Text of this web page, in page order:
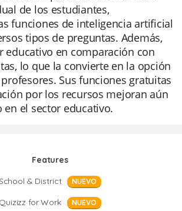
de los estudiantes,
funciones de inteligencia artificial
tipos de preguntas. Además,
educativo en comparación con
lo que la convierte en la opción
Sus funciones gratuitas
por los recursos mejoran aún
en el sector educativo.
Features
& District
NUEVO
Quizizz for Work NUEVO